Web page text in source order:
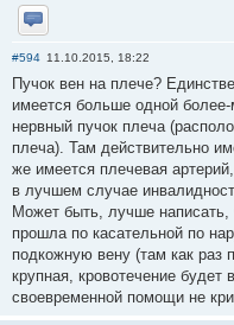
Отправить личное
#594 11.10.2015, 18:22
Пучок вен на плече?
имеется больше одной
нервный пучок плеча
плеча). Там действительно
же имеется плечевая
в лучшем случае
Может быть, лучше написать,
прошла по касательной по
подкожную вену (там как раз
крупная, кровотечение
своевременной помощи не